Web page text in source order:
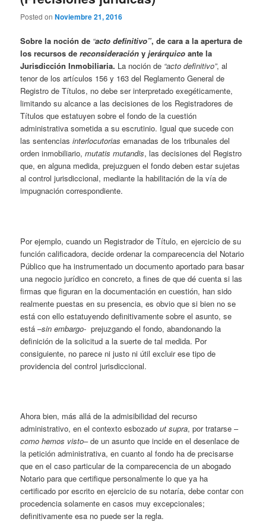
Posted onNoviembre 21, 2016
Sobre la noción de “acto definitivo”, de cara a la apertura de
los recursos dereconsideración yjerárquico ante la
Jurisdicción Inmobiliaria. La noción de “acto definitivo”, al
tenor de los artículos 156 y 163 del Reglamento General de
Registro de Títulos, no debe ser interpretado exegéticamente,
limitando su alcance a las decisiones de los Registradores de
Títulos que estatuyen sobre el fondo de la cuestión
administrativa sometida a su escrutinio. Igual que sucede con
las sentenciasinterlocutorias emanadas de los tribunales del
orden inmobiliario,mutatis mutandis, las decisiones del Registro
que, en alguna medida, prejuzguen el fondo deben estar sujetas
al control jurisdiccional, mediante la habilitación de la vía de
impugnación correspondiente.
Por ejemplo, cuando un Registrador de Título, en ejercicio de su
función calificadora, decide ordenar la comparecencia del Notario
Público que ha instrumentado un documento aportado para basar
una negocio jurídico en concreto, a fines de que dé cuenta si las
firmas que figuran en la documentación en cuestión, han sido
realmente puestas en su presencia, es obvio que si bien no se
está con ello estatuyendo definitivamente sobre el asunto, se
está –sin embargo- prejuzgando el fondo, abandonando la
definición de la solicitud a la suerte de tal medida. Por
consiguiente, no parece ni justo ni útil excluir ese tipo de
providencia del control jurisdiccional.
Ahora bien, más allá de la admisibilidad del recurso
administrativo, en el contexto esbozadout supra, por tratarse –
como hemos visto– de un asunto que incide en el desenlace de
la petición administrativa, en cuanto al fondo ha de precisarse
que en el caso particular de la comparecencia de un abogado
Notario para que certifique personalmente lo que ya ha
certificado por escrito en ejercicio de su notaría, debe contar con
procedencia solamente en casos muy excepcionales;
definitivamente esa no puede ser la regla.